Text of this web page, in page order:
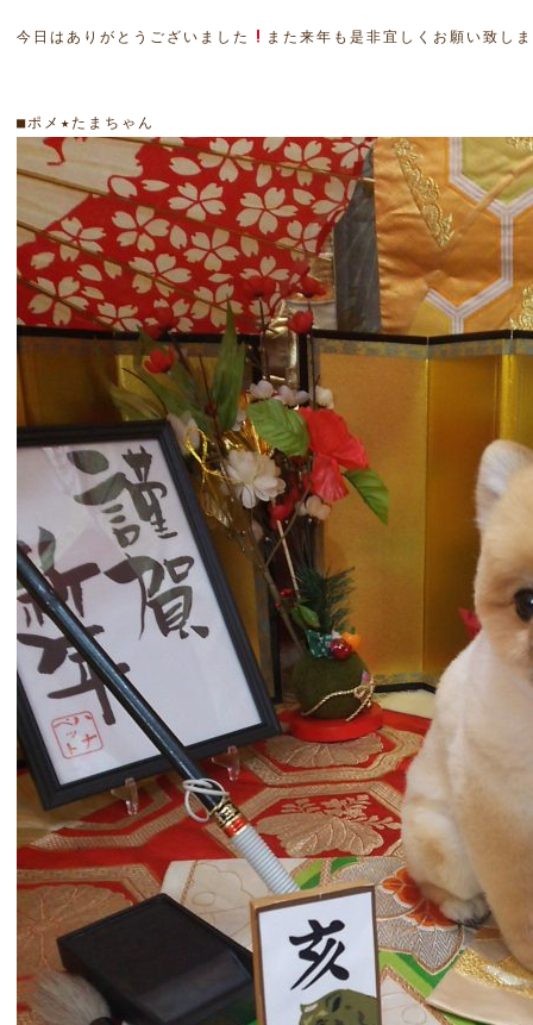
今日はありがとうございました また来年も是非宜しくお願い致し